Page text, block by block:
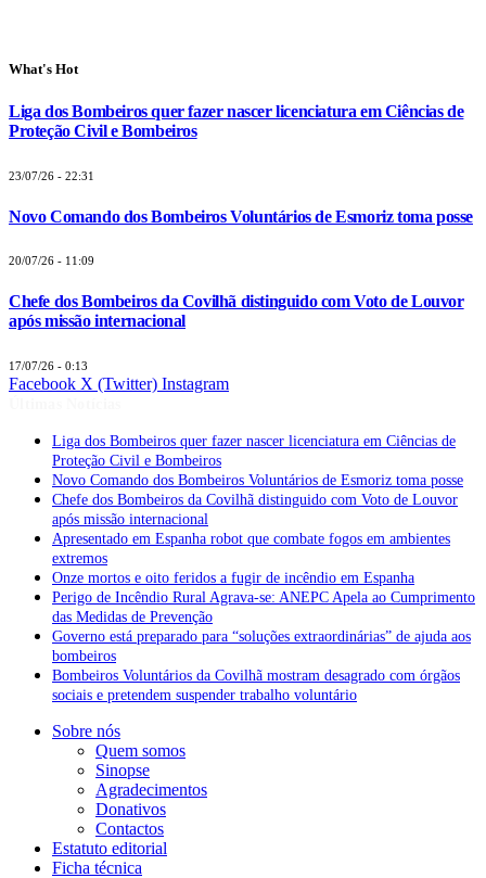
What's Hot
Liga dos Bombeiros quer fazer nascer licenciatura em Ciências de
Proteção Civil e Bombeiros
23/07/26 - 22:31
Novo Comando dos Bombeiros Voluntários de Esmoriz toma posse
20/07/26 - 11:09
Chefe dos Bombeiros da Covilhã distinguido com Voto de Louvor
após missão internacional
17/07/26 - 0:13
Facebook X (Twitter) Instagram
Liga dos Bombeiros quer fazer nascer licenciatura em Ciências de
Proteção Civil e Bombeiros
Novo Comando dos Bombeiros Voluntários de Esmoriz toma posse
Chefe dos Bombeiros da Covilhã distinguido com Voto de Louvor
após missão internacional
Apresentado em Espanha robot que combate fogos em ambientes
extremos
Onze mortos e oito feridos a fugir de incêndio em Espanha
Perigo de Incêndio Rural Agrava-se: ANEPC Apela ao Cumprimento
das Medidas de Prevenção
Governo está preparado para “soluções extraordinárias” de ajuda aos
bombeiros
Bombeiros Voluntários da Covilhã mostram desagrado com órgãos
sociais e pretendem suspender trabalho voluntário
Sobre nós
Quem somos
Sinopse
Agradecimentos
Donativos
Contactos
Estatuto editorial
Ficha técnica